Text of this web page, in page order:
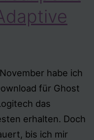
habe ich
für Ghost
das
erhalten. Doch
bis ich mir